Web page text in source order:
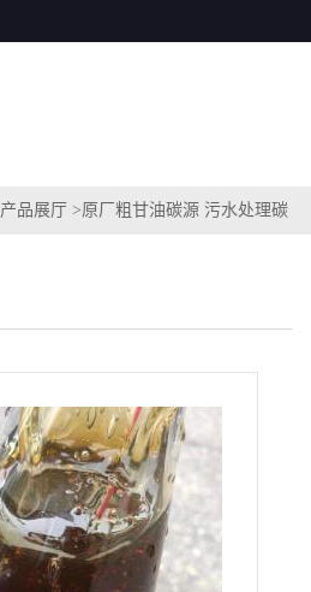
产品展厅 >原厂粗甘油碳源 污水处理碳